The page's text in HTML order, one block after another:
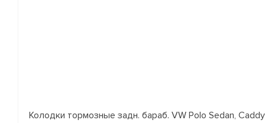
Колодки тормозные задн. бараб. VW Polo Sedan, Caddy